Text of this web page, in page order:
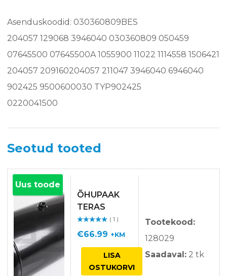
Asenduskoodid: 030360809BES
204057 129068 3946040 030360809 050459
07645500 07645500A 1055900 11022 1114558 1506421
204057 209160204057 211047 3946040 6946040
902425 9500600030 TYP902425
0220041500
Seotud tooted
Uus toode
ÕHUPAAK
TERAS
310×620 40L
ga/ 5
( 1 )
€66.99 +KM
LISA
OSTUKORVI
Tootekood:
128029
Saadaval: 2 tk